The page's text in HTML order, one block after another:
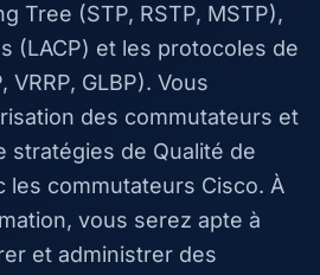
Tree (STP, RSTP, MSTP),
(LACP) et les protocoles de
VRRP, GLBP). Vous
des commutateurs et
stratégies de Qualité de
les commutateurs Cisco. À
vous serez apte à
et administrer des